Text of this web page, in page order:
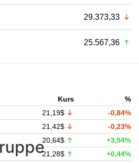
29.373,33
25.567,36
Kurs
%
21,19$
-0,84%
21,42$
-0,23%
20,64$
+3,54%
21,28$
+0,44%